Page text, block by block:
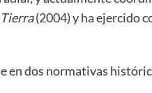
(2004) y ha ejercido
en dos normativas